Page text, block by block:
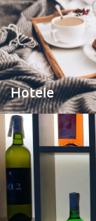
Hotele